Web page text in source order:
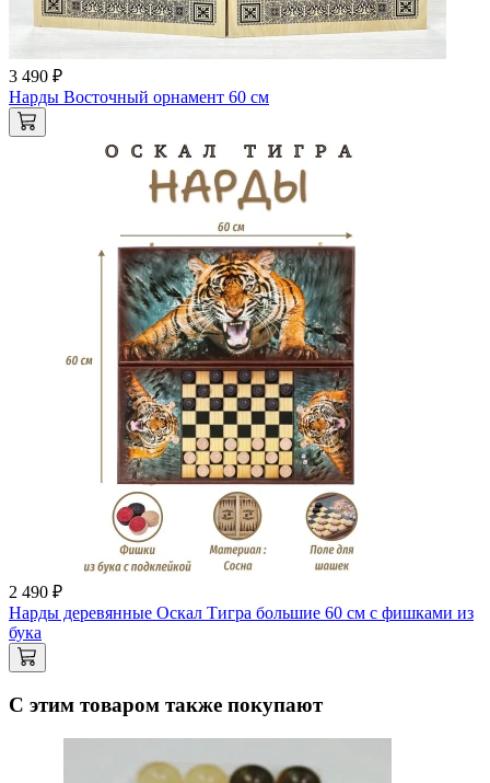
3 490 ₽
Нарды Восточный орнамент 60 см
2 490 ₽
Нарды деревянные Оскал Тигра большие 60 см с фишками из
бука
С этим товаром также покупают